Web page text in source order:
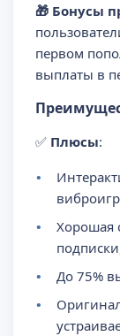
🎁 Бонусы
первом
выплаты в
✅ Плюсы:
Хорошая
До 75%